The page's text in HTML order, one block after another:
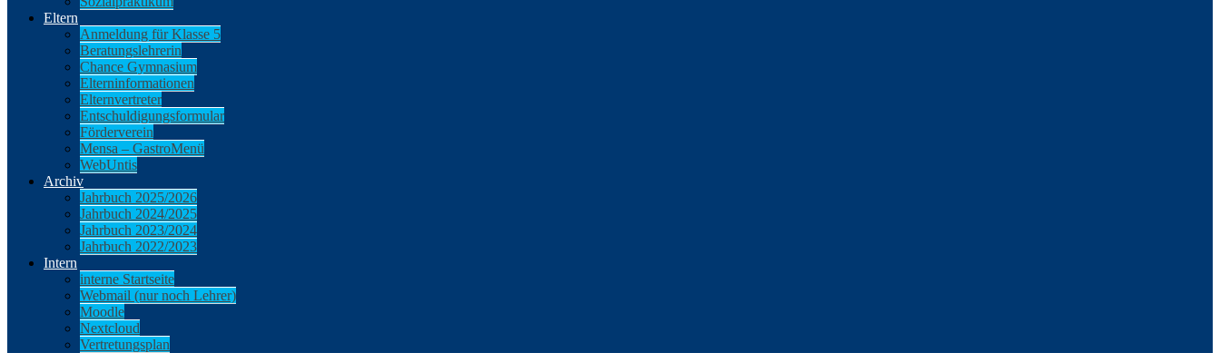
Eltern
Anmeldung für Klasse 5
Beratungslehrerin
Chance Gymnasium
Elterninformationen
Elternvertreter
Entschuldigungsformular
Förderverein
Mensa – GastroMenü
WebUntis
Archiv
Jahrbuch 2025/2026
Jahrbuch 2024/2025
Jahrbuch 2023/2024
Jahrbuch 2022/2023
Intern
interne Startseite
Webmail (nur noch Lehrer)
Moodle
Nextcloud
Vertretungsplan